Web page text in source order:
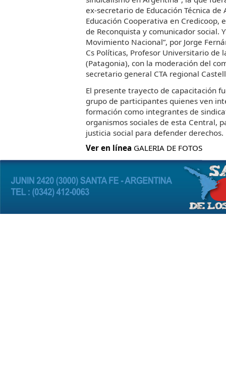
ex-secretario de Educación Técnica
Educación Cooperativa en Credicoop,
de Reconquista y comunicador social.
Movimiento Nacional”, por Jorge
Cs Políticas, Profesor Universitario de
(Patagonia), con la moderación del
secretario general CTA regional
El presente trayecto de capacitación
grupo de participantes quienes ven
formación como integrantes de
organismos sociales de esta Central,
justicia social para defender derechos.
Ver en línea GALERIA DE FOTOS